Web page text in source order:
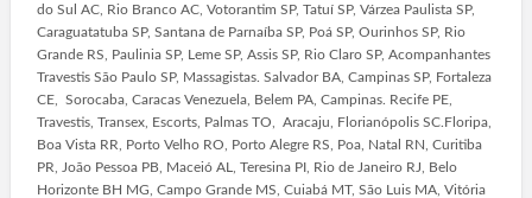
do Sul AC, Rio Branco AC, Votorantim SP, Tatuí SP, Várzea Paulista SP,
Caraguatatuba SP, Santana de Parnaíba SP, Poá SP, Ourinhos SP, Rio
Grande RS, Paulinia SP, Leme SP, Assis SP, Rio Claro SP, Acompanhantes
Travestis São Paulo SP, Massagistas. Salvador BA, Campinas SP, Fortaleza
CE, Sorocaba, Caracas Venezuela, Belem PA, Campinas. Recife PE,
Travestis, Transex, Escorts, Palmas TO, Aracaju, Florianópolis SC.Floripa,
Boa Vista RR, Porto Velho RO, Porto Alegre RS, Poa, Natal RN, Curitiba
PR, João Pessoa PB, Maceió AL, Teresina PI, Rio de Janeiro RJ, Belo
Horizonte BH MG, Campo Grande MS, Cuiabá MT, São Luis MA, Vitória